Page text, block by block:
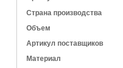
Страна производства
Объем
Артикул поставщиков
Материал